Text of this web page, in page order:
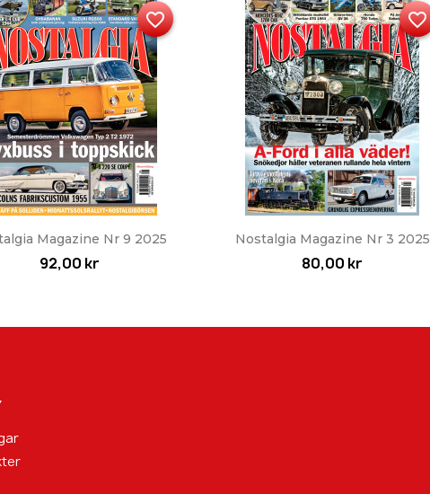
Snabbvy
Magazine Nr 9 2025
92,00 kr
favorite_border
Snabbvy
Nostalgia Magazine Nr 3 2025
80,00 kr
favorite_border